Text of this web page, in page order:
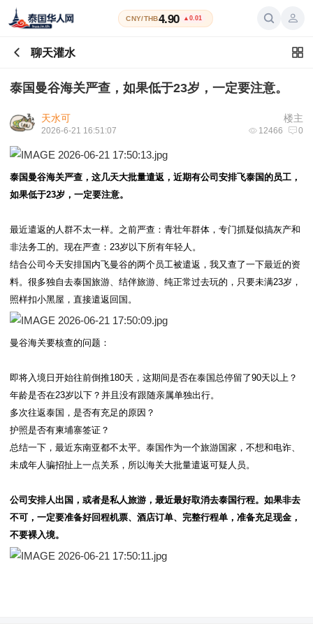
CNY/THB4.90 ▲0.01
聊天灌水
泰国曼谷海关严查，如果低于23岁，一定要注意。
楼主
天水可
12466 0
2026-6-21 16:51:07
泰国曼谷海关严查，这几天大批量遣返，近期有公司安排飞泰国的员工，
如果低于23岁，一定要注意。
最近遣返的人群不太一样。之前严查：青壮年群体，专门抓疑似搞灰产和
非法务工的。现在严查：23岁以下所有年轻人。
结合公司今天安排国内飞曼谷的两个员工被遣返，我又查了一下最近的资
料。很多独自去泰国旅游、结伴旅游、纯正常过去玩的，只要未满23岁，
照样扣小黑屋，直接遣返回国。
曼谷海关要核查的问题：
即将入境日开始往前倒推180天，这期间是否在泰国总停留了90天以上？
年龄是否在23岁以下？并且没有跟随亲属单独出行。
多次往返泰国，是否有充足的原因？
护照是否有柬埔寨签证？
总结一下，最近东南亚都不太平。泰国作为一个旅游国家，不想和电诈、
未成年人骗招扯上一点关系，所以海关大批量遣返可疑人员。
公司安排人出国，或者是私人旅游，最近最好取消去泰国行程。如果非去
不可，一定要准备好回程机票、酒店订单、完整行程单，准备充足现金，
不要裸入境。